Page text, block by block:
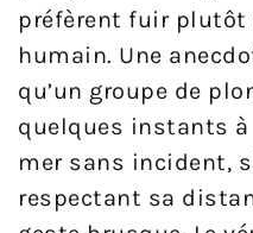
préfèrent fuir plutôt
humain. Une
qu’un groupe de
quelques instants à
mer sans incident,
respectant sa